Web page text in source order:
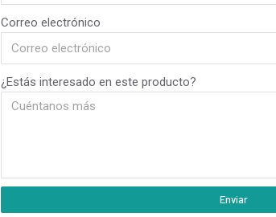
Correo electrónico
¿Estás interesado en este producto?
Enviar